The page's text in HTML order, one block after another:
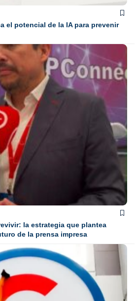
el potencial de la IA para prevenir
la estrategia que plantea
de la prensa impresa